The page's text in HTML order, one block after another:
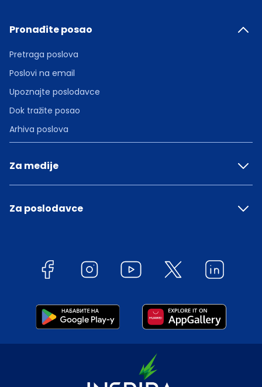
Pronađite posao
Pretraga poslova
Poslovi na email
Upoznajte poslodavce
Dok tražite posao
Arhiva poslova
Za medije
Za poslodavce